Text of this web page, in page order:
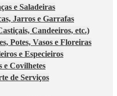
e Saladeiras
Jarros e Garrafas
Candeeiros, etc.)
Potes, Vasos e Floreiras
e Especieiros
e Covilhetes
de Serviços